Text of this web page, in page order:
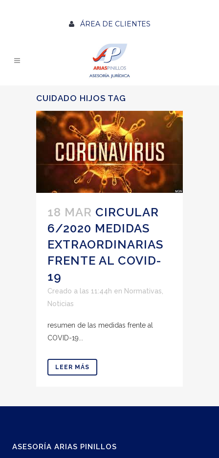
ÁREA DE CLIENTES
CUIDADO HIJOS TAG
18 MAR CIRCULAR
6/2020 MEDIDAS
EXTRAORDINARIAS
FRENTE AL COVID-
19
Creado a las 11:44h en Normativas
Noticias
resumen de las medidas frente al
COVID-19...
LEER MÁS
ASESORÍA ARIAS PINILLOS